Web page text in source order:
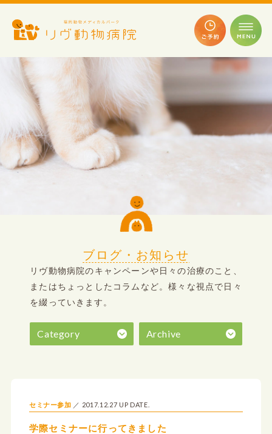
ブログ・お知らせ
リヴ動物病院のキャンペーンや日々の治療のこと、
またはちょっとしたコラムなど。様々な視点で日々
を綴っていきます。
Category Archive
学際セミナーに行ってきました
セミナー参加 2017.12.27 UP DATE.